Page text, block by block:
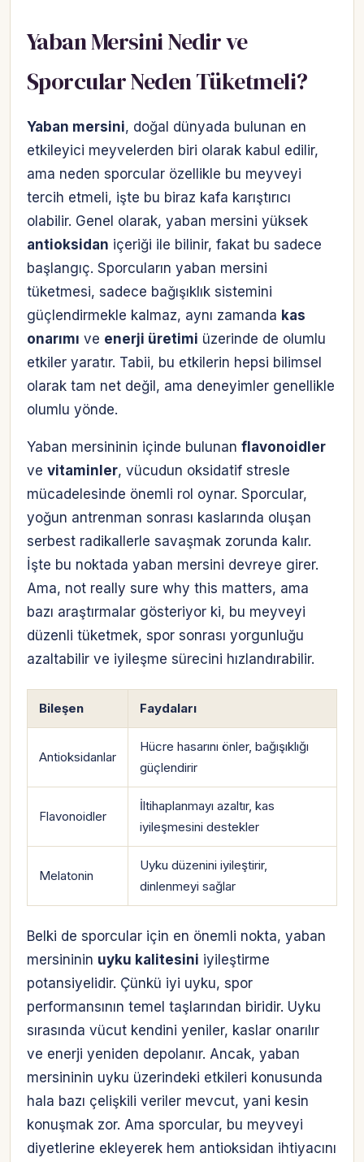
Yaban Mersini Nedir ve
Sporcular Neden Tüketmeli?
Yaban mersini, doğal dünyada bulunan en
etkileyici meyvelerden biri olarak kabul edilir,
ama neden sporcular özellikle bu meyveyi
tercih etmeli, işte bu biraz kafa karıştırıcı
olabilir. Genel olarak, yaban mersini yüksek
antioksidan içeriği ile bilinir, fakat bu sadece
başlangıç. Sporcuların yaban mersini
tüketmesi, sadece bağışıklık sistemini
güçlendirmekle kalmaz, aynı zamanda kas
onarımı ve enerji üretimi üzerinde de olumlu
etkiler yaratır. Tabii, bu etkilerin hepsi bilimsel
olarak tam net değil, ama deneyimler genellikle
olumlu yönde.
Yaban mersininin içinde bulunan flavonoidler
ve vitaminler, vücudun oksidatif stresle
mücadelesinde önemli rol oynar. Sporcular,
yoğun antrenman sonrası kaslarında oluşan
serbest radikallerle savaşmak zorunda kalır.
İşte bu noktada yaban mersini devreye girer.
Ama, not really sure why this matters, ama
bazı araştırmalar gösteriyor ki, bu meyveyi
düzenli tüketmek, spor sonrası yorgunluğu
azaltabilir ve iyileşme sürecini hızlandırabilir.
Bileşen Faydaları
Antioksidanlar
Hücre hasarını önler, bağışıklığı
güçlendirir
Flavonoidler
İltihaplanmayı azaltır, kas
iyileşmesini destekler
Melatonin
Uyku düzenini iyileştirir,
dinlenmeyi sağlar
Belki de sporcular için en önemli nokta, yaban
mersininin uyku kalitesini iyileştirme
potansiyelidir. Çünkü iyi uyku, spor
performansının temel taşlarından biridir. Uyku
sırasında vücut kendini yeniler, kaslar onarılır
ve enerji yeniden depolanır. Ancak, yaban
mersininin uyku üzerindeki etkileri konusunda
hala bazı çelişkili veriler mevcut, yani kesin
konuşmak zor. Ama sporcular, bu meyveyi
diyetlerine ekleyerek hem antioksidan ihtiyacını